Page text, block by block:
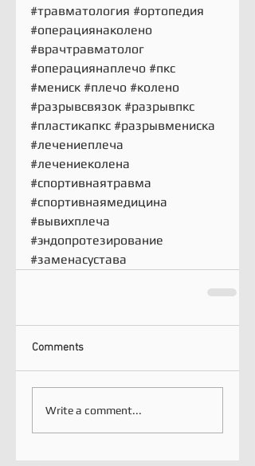
#травматология #ортопедия
#операциянаколено
#врачтравматолог
#операциянаплечо #пкс
#мениск #плечо #колено
#разрывсвязок #разрывпкс
#пластикапкс #разрывмениска
#лечениеплеча
#лечениеколена
#спортивнаятравма
#спортивнаямедицина
#вывихплеча
#эндопротезирование
#заменасустава
Comments
Write a comment...